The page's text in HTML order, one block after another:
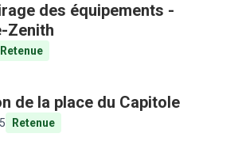
des équipements -
Zenith
Retenue
de la place du Capitole
5 Retenue